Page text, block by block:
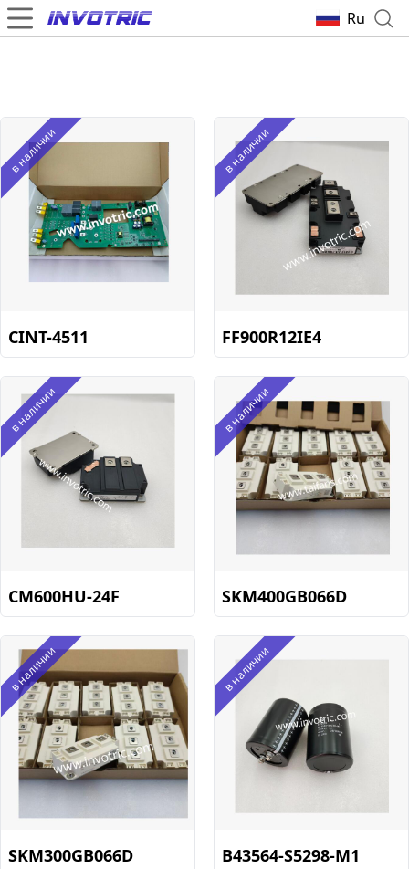
Ru
в наличии
CINT-4511
в наличии
FF900R12IE4
в наличии
CM600HU-24F
в наличии
SKM400GB066D
в наличии
SKM300GB066D
в наличии
B43564-S5298-M1